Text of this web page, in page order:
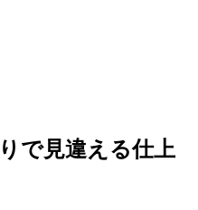
で見違える仕上